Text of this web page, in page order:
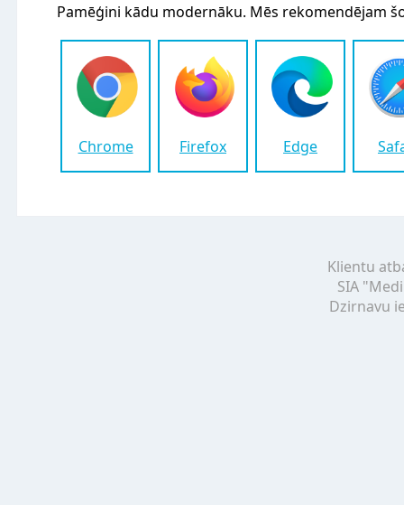
Pamēģini kādu modernāku. Mēs rekomendējam
Chrome Firefox Edge
Klientu
SIA
Dzirnavu